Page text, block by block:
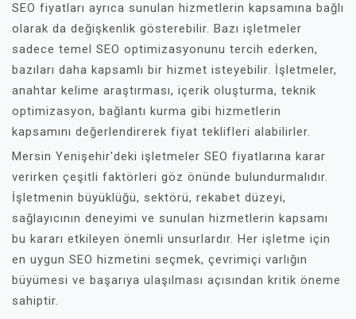
SEO fiyatları ayrıca sunulan hizmetlerin kapsamına bağlı
olarak da değişkenlik gösterebilir. Bazı işletmeler
sadece temel SEO optimizasyonunu tercih ederken,
bazıları daha kapsamlı bir hizmet isteyebilir. İşletmeler,
anahtar kelime araştırması, içerik oluşturma, teknik
optimizasyon, bağlantı kurma gibi hizmetlerin
kapsamını değerlendirerek fiyat teklifleri alabilirler.
Mersin Yenişehir'deki işletmeler SEO fiyatlarına karar
verirken çeşitli faktörleri göz önünde bulundurmalıdır.
İşletmenin büyüklüğü, sektörü, rekabet düzeyi,
sağlayıcının deneyimi ve sunulan hizmetlerin kapsamı
bu kararı etkileyen önemli unsurlardır. Her işletme için
en uygun SEO hizmetini seçmek, çevrimiçi varlığın
büyümesi ve başarıya ulaşılması açısından kritik öneme
sahiptir.